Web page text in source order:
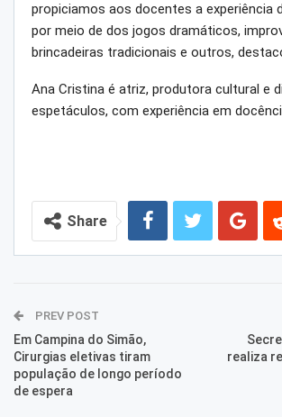
propiciamos aos docentes a experiência
por meio de dos jogos dramáticos,
brincadeiras tradicionais e outros,
Ana Cristina é atriz, produtora cultural e
espetáculos, com experiência em
Share
PREV POST
Em Campina do Simão,
Cirurgias eletivas tiram
população de longo período
de espera
realiza